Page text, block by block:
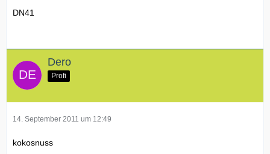
DN41
Dero
Profi
14. September 2011 um 12:49
kokosnuss